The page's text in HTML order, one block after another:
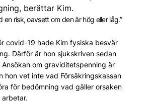
berättar Kim.
en risk, oavsett om den är hög eller låg.”
covid-19 hade Kim fysiska besvär
Därför är hon sjukskriven sedan
Ansökan om graviditetspenning är
hon vet inte vad Försäkringskassan
för bedömning vad gäller orsaken